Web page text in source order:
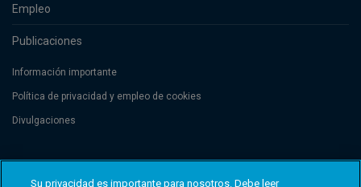
Empleo
Publicaciones
Información importante
Política de privacidad y empleo de cookies
Divulgaciones
de Commerce et des Sociétés (Luxembourg), No. B 110242 and/or
Su privacidad es importante para nosotros. Debe leer